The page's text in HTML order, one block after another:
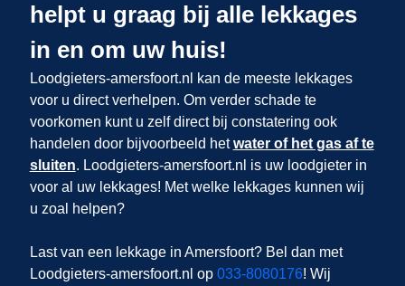
helpt u graag bij alle lekkages
in en om uw huis!
Loodgieters-amersfoort.nl kan de meeste lekkages
voor u direct verhelpen. Om verder schade te
voorkomen kunt u zelf direct bij constatering ook
handelen door bijvoorbeeld hetwater of het gas af te
sluiten. Loodgieters-amersfoort.nl is uw loodgieter in
voor al uw lekkages! Met welke lekkages kunnen wij
u zoal helpen?
Last van een lekkage in Amersfoort? Bel dan met
Loodgieters-amersfoort.nl op 033-8080176! Wij